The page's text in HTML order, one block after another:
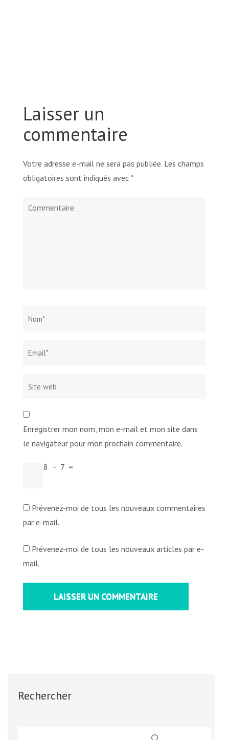
Laisser un
commentaire
Votre adresse e-mail ne sera pas publiée. Les champs
obligatoires sont indiqués avec *
Commentaire
Enregistrer mon nom, mon e-mail et mon site dans
le navigateur pour mon prochain commentaire.
8 − 7 =
Prévenez-moi de tous les nouveaux commentaires
par e-mail.
Prévenez-moi de tous les nouveaux articles par e-
mail.
Rechercher